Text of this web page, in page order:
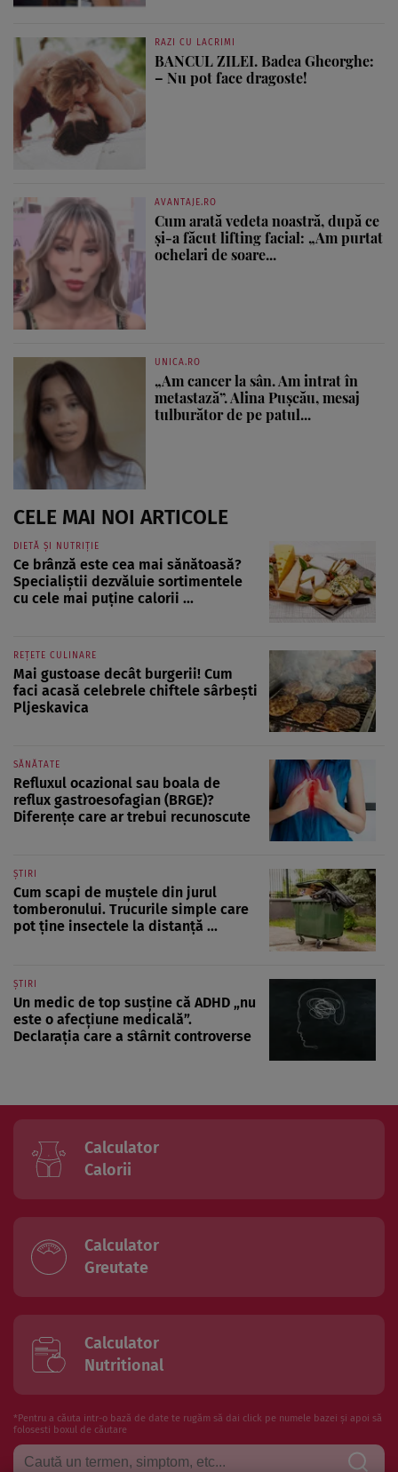
RAZI CU LACRIMI
BANCUL ZILEI. Badea Gheorghe:
– Nu pot face dragoste!
AVANTAJE.RO
Cum arată vedeta noastră, după ce
și-a făcut lifting facial: „Am purtat
ochelari de soare...
UNICA.RO
„Am cancer la sân. Am intrat în
metastază”. Alina Pușcău, mesaj
tulburător de pe patul...
CELE MAI NOI ARTICOLE
DIETĂ ȘI NUTRIȚIE
Ce brânză este cea mai sănătoasă?
Specialiștii dezvăluie sortimentele
cu cele mai puține calorii ...
REȚETE CULINARE
Mai gustoase decât burgerii! Cum
faci acasă celebrele chiftele sârbești
Pljeskavica
SĂNĂTATE
Refluxul ocazional sau boala de
reflux gastroesofagian (BRGE)?
Diferențe care ar trebui recunoscute
ȘTIRI
Cum scapi de muștele din jurul
tomberonului. Trucurile simple care
pot ține insectele la distanță ...
ȘTIRI
Un medic de top susține că ADHD „nu
este o afecțiune medicală”.
Declarația care a stârnit controverse
Calculator
Calorii
Calculator
Greutate
Calculator
Nutritional
*Pentru a căuta intr-o bază de date te rugăm să dai click pe numele bazei și apoi să
folosesti boxul de căutare